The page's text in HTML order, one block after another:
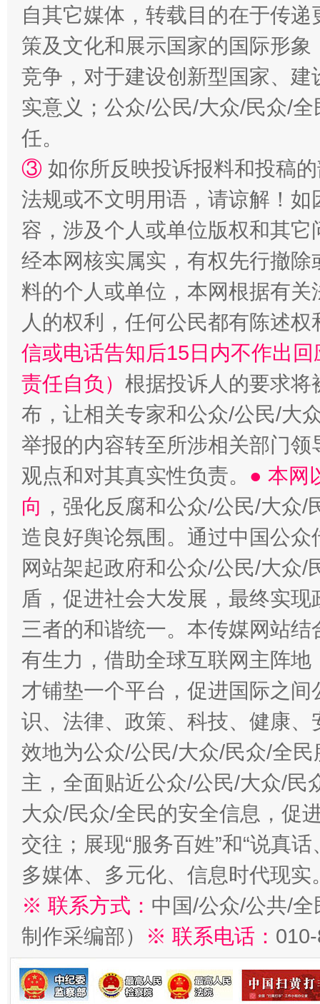
自其它媒体，转载目的在于传
策及文化和展示国家的国际形
竞争，对于建设创新型国家、
实意义；公众/公民/大众/民众/
任。
③ 如你所反映投诉报料和投稿
法规或不文明用语，请谅解！
容，涉及个人或单位版权和其它
经本网核实属实，有权先行撤
料的个人或单位，本网根据有
人的权利，任何公民都有陈述
信或电话告知后15日内不作出
责任自负） 根据投诉人的要求将
布，让相关专家和公众/公民/大
举报的内容转至所涉相关部门
观点和对其真实性负责。 ● 本网
向 ，强化反腐和公众/公民/大众
造良好舆论氛围。通过中国公
网站架起政府和公众/公民/大众
盾，促进社会大发展，最终实
三者的和谐统一。本传媒网站
有生力，借助全球互联网主阵
才铺垫一个平台，促进国际之
识、法律、政策、科技、健康
效地为公众/公民/大众/民众/全
主，全面贴近公众/公民/大众/民
大众/民众/全民的安全信息，促
交往；展现“服务百姓”和“说真
多媒体、多元化、信息时代现实
※ 联系方式： 中国/公众/公共/
制作采编部）
※ 联系电话：